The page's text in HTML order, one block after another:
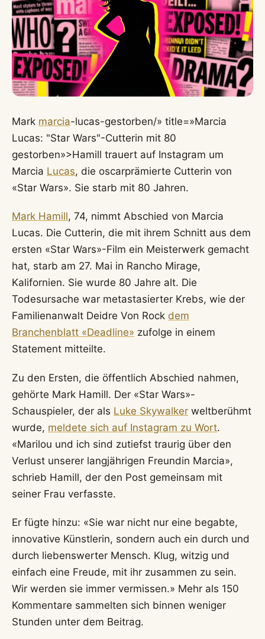
Mark marcia-lucas-gestorben/» title=»Marcia
Lucas: "Star Wars"-Cutterin mit 80
gestorben»>Hamill trauert auf Instagram um
Marcia Lucas, die oscarprämierte Cutterin von
«Star Wars». Sie starb mit 80 Jahren.
Mark Hamill, 74, nimmt Abschied von Marcia
Lucas. Die Cutterin, die mit ihrem Schnitt aus dem
ersten «Star Wars»-Film ein Meisterwerk gemacht
hat, starb am 27. Mai in Rancho Mirage,
Kalifornien. Sie wurde 80 Jahre alt. Die
Todesursache war metastasierter Krebs, wie der
Familienanwalt Deidre Von Rock dem
Branchenblatt «Deadline» zufolge in einem
Statement mitteilte.
Zu den Ersten, die öffentlich Abschied nahmen,
gehörte Mark Hamill. Der «Star Wars»-
Schauspieler, der als Luke Skywalker weltberühmt
wurde, meldete sich auf Instagram zu Wort.
«Marilou und ich sind zutiefst traurig über den
Verlust unserer langjährigen Freundin Marcia»,
schrieb Hamill, der den Post gemeinsam mit
seiner Frau verfasste.
Er fügte hinzu: «Sie war nicht nur eine begabte,
innovative Künstlerin, sondern auch ein durch und
durch liebenswerter Mensch. Klug, witzig und
einfach eine Freude, mit ihr zusammen zu sein.
Wir werden sie immer vermissen.» Mehr als 150
Kommentare sammelten sich binnen weniger
Stunden unter dem Beitrag.